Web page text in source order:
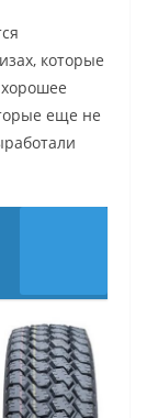
которые
еще не